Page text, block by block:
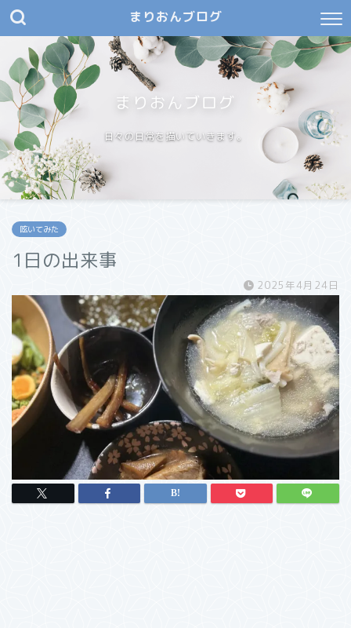
まりおんブログ
まりおんブログ
日々の日常を描いていきます。
呟いてみた
1日の出来事
2025年4月24日